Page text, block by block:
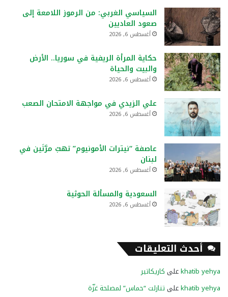
السياسي الغربي: من الرموز اللامعة إلى
صعود العاديين
أغسطس 6, 2026
حكاية المرأة الريفية في سوريا.. الأرض
والبيت والحياة
أغسطس 6, 2026
علي الزيدي في مواجهة الامتحان الصعب
أغسطس 6, 2026
عاصفة “نيترات الأمونيوم” تهبّ مرَّتَين في
لبنان
أغسطس 6, 2026
السعودية والمسألة الحوثية
أغسطس 6, 2026
أحدث التعليقات
khatib yehyaعلى كاريكاتير
khatib yehyaعلى تنازلت “حماس” لمصلحة غزّة